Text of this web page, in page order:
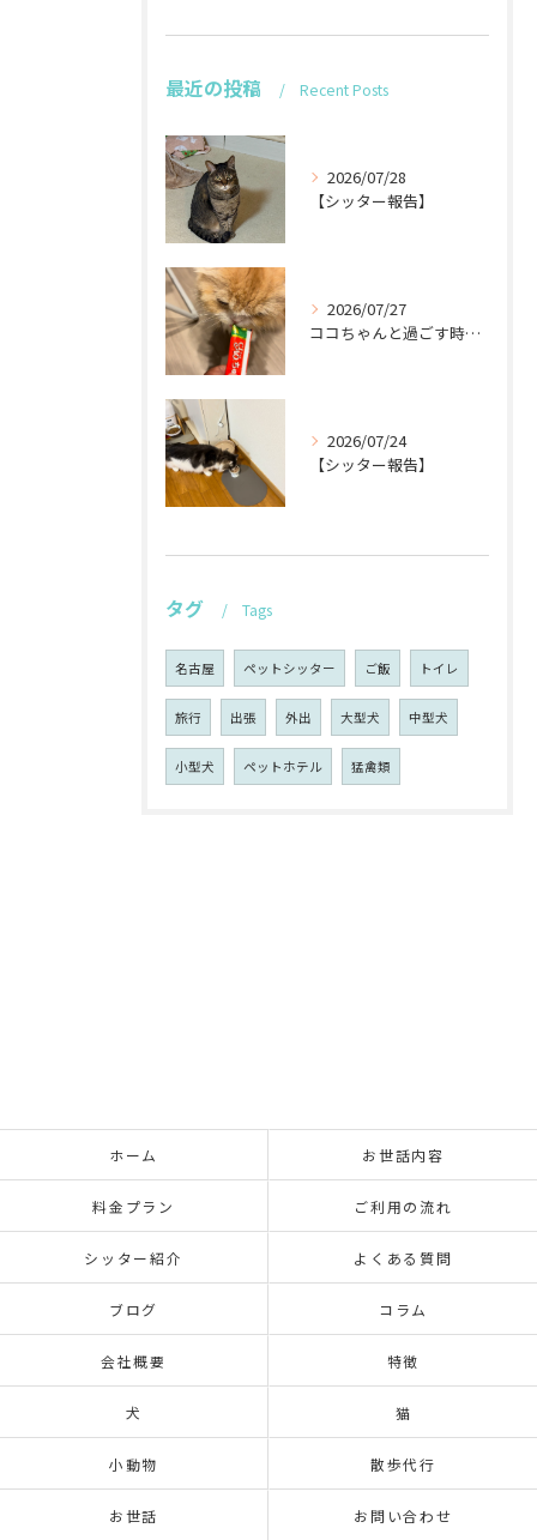
最近の投稿 Recent Posts
2026/07/28
【シッター報告】
2026/07/27
ココちゃんと過ごす時間が待ち遠しい！🐾
2026/07/24
【シッター報告】
タグ Tags
名古屋 ペットシッター ご飯 トイレ
旅行 出張 外出 大型犬 中型犬
小型犬 ペットホテル 猛禽類
ホーム お世話内容
料金プラン ご利用の流れ
シッター紹介 よくある質問
ブログ コラム
会社概要 特徴
犬 猫
小動物 散歩代行
お世話 お問い合わせ